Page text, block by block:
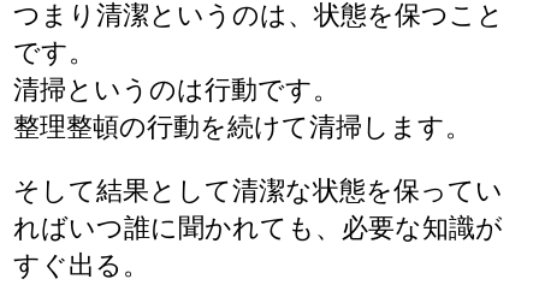
つまり清潔というのは、状態を保つこと
です。
清掃というのは行動です。
整理整頓の行動を続けて清掃します。
そして結果として清潔な状態を保ってい
ればいつ誰に聞かれても、必要な知識が
すぐ出る。